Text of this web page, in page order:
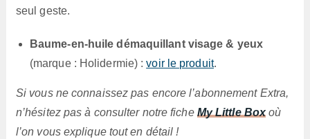
seul geste.
Baume-en-huile démaquillant visage & yeux
(marque : Holidermie) :voir le produit.
Si vous ne connaissez pas encore l’abonnement Extra,
n’hésitez pas à consulter notre fiche My Little Boxoù
l’on vous explique tout en détail !